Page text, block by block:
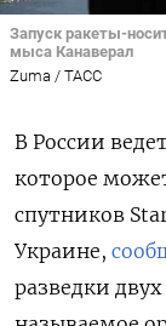
Запуск ракеты-
мыса Канаверал
Zuma / ТАСС
В России
которое
спутников
Украине,
разведки